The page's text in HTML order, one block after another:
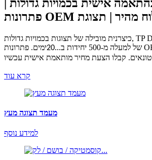
אישית בכמויות גדולות |
כיצרנית מובילה של תצוגות בכמויות גדולות, TP Display מספקת הזמנות
של למעלה מ-500 יחידות ב...
20ימים. פתרונות OEM בעלי הסמכת FSC
קבלו הצעת מחיר מותאמת אישית עכשיו
קרא עוד
מעמד תצוגה מעץ
למידע נוסף